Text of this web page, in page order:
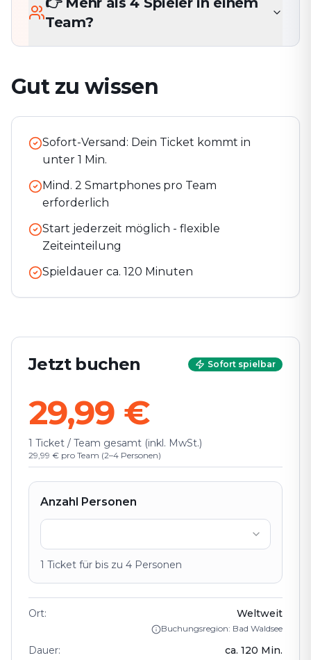
Team?
Gut zu wissen
Sofort-Versand: Dein Ticket kommt in
unter 1 Min.
Mind. 2 Smartphones pro Team
erforderlich
Start jederzeit möglich - flexible
Zeiteinteilung
Spieldauer ca. 120 Minuten
Jetzt buchen Sofort spielbar
29,99 €
1 Ticket / Team gesamt (inkl. MwSt.)
29,99 € pro Team (2–4 Personen)
Anzahl Personen
1 Ticket für bis zu 4 Personen
Ort: Weltweit
Buchungsregion: Bad Waldsee
Dauer: ca. 120 Min.